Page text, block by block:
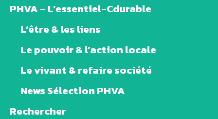
PHVA – L’essentiel-Cdurable
L’être & les liens
Le pouvoir & l’action locale
Le vivant & refaire société
News Sélection PHVA
Rechercher